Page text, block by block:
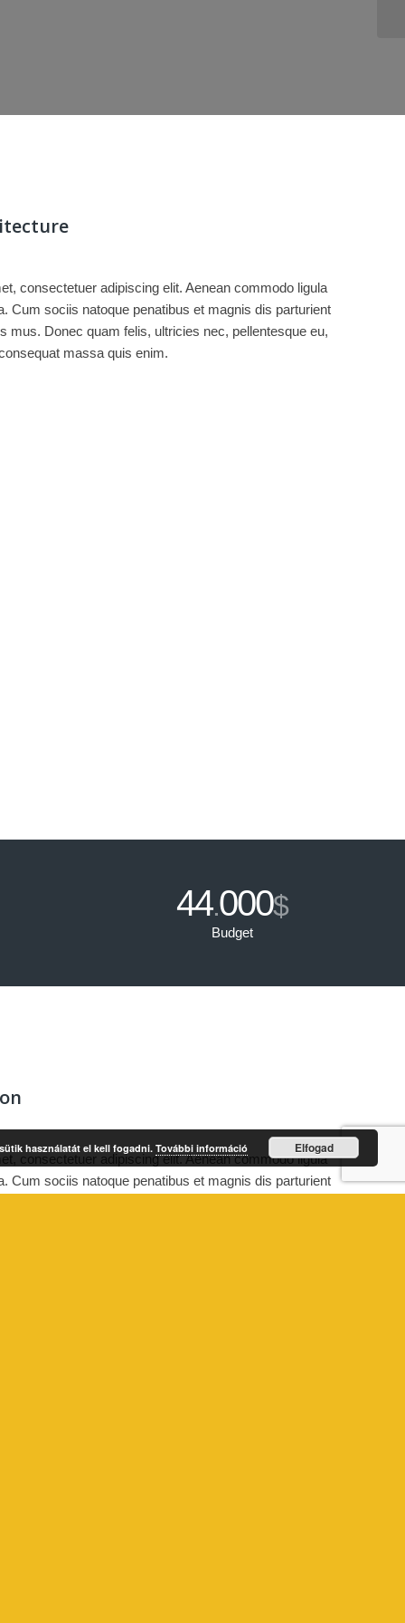
consectetuer adipiscing elit. Aenean commodo ligula
Cum sociis natoque penatibus et magnis dis parturient
mus. Donec quam felis, ultricies nec, pellentesque eu,
massa quis enim.
44.000$
Budget
consectetuer adipiscing elit. Aenean commodo ligula
Cum sociis natoque penatibus et magnis dis parturient
használatát el kell fogadni. További információ Elfogad